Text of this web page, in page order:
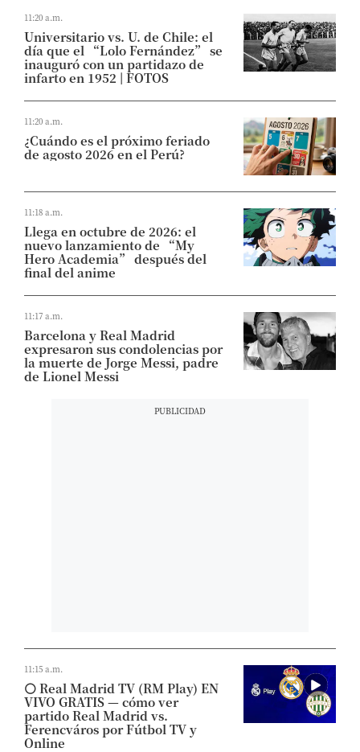
11:20 a.m.
Universitario vs. U. de Chile: el
día que el “Lolo Fernández” se
inauguró con un partidazo de
infarto en 1952 | FOTOS
11:20 a.m.
¿Cuándo es el próximo feriado
de agosto 2026 en el Perú?
11:18 a.m.
Llega en octubre de 2026: el
nuevo lanzamiento de “My
Hero Academia” después del
final del anime
11:17 a.m.
Barcelona y Real Madrid
expresaron sus condolencias por
la muerte de Jorge Messi, padre
de Lionel Messi
11:15 a.m.
⚪​ Real Madrid TV (RM Play) EN
VIVO GRATIS — cómo ver
partido Real Madrid vs.
Ferencváros por Fútbol TV y
Online